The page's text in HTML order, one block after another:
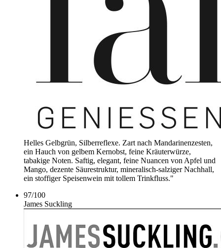
Helles Gelbgrün, Silberreflexe. Zart nach Mandarinenzesten,
ein Hauch von gelbem Kernobst, feine Kräuterwürze,
tabakige Noten. Saftig, elegant, feine Nuancen von Apfel und
Mango, dezente Säurestruktur, mineralisch-salziger Nachhall,
ein stoffiger Speisenwein mit tollem Trinkfluss."
97/100
James Suckling